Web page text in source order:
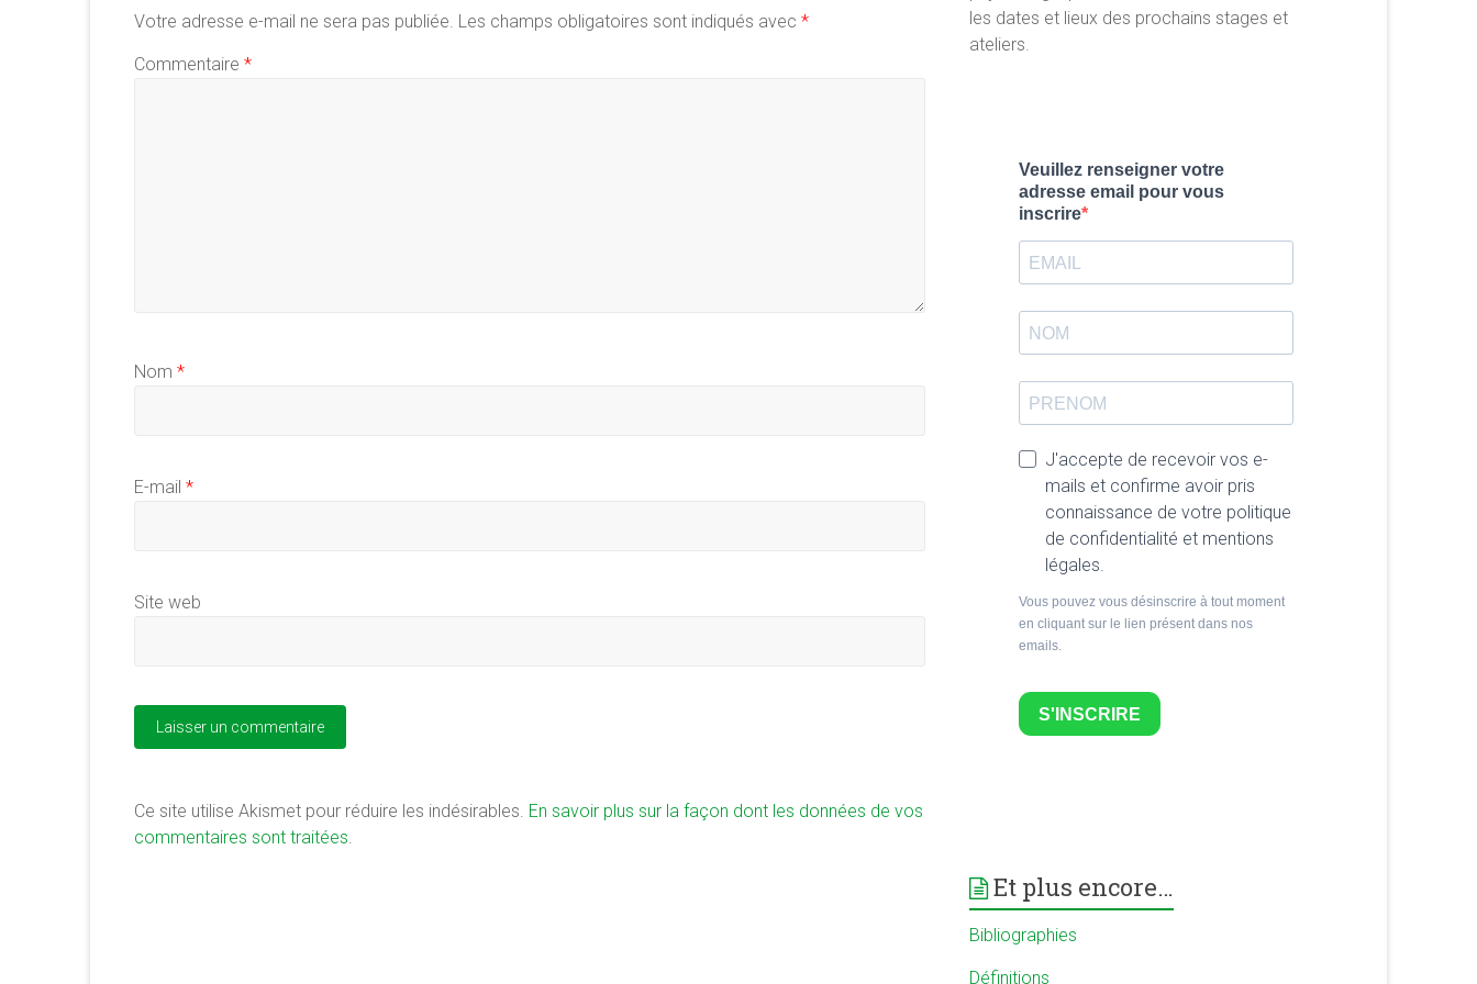
Votre adresse e-mail ne sera pas publiée. Les champs obligatoires sont indiqués avec *
Commentaire *
Nom *
E-mail *
Site web
Ce site utilise Akismet pour réduire les indésirables. En savoir plus sur la façon dont les données de vos
commentaires sont traitées.
les dates et lieux des prochains stages et
ateliers.
Veuillez renseigner votre
adresse email pour vous
inscrire
J'accepte de recevoir vos e-
mails et confirme avoir pris
connaissance de votre politique
de confidentialité et mentions
légales.
Vous pouvez vous désinscrire à tout moment
en cliquant sur le lien présent dans nos
emails.
S'INSCRIRE
Et plus encore…
Bibliographies
Définitions